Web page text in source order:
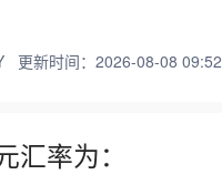
更新时间：2026-08-08
率为：